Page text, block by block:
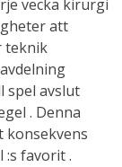
vecka kirurgi
att
teknik
spel avslut
. Denna
konsekvens
favorit .